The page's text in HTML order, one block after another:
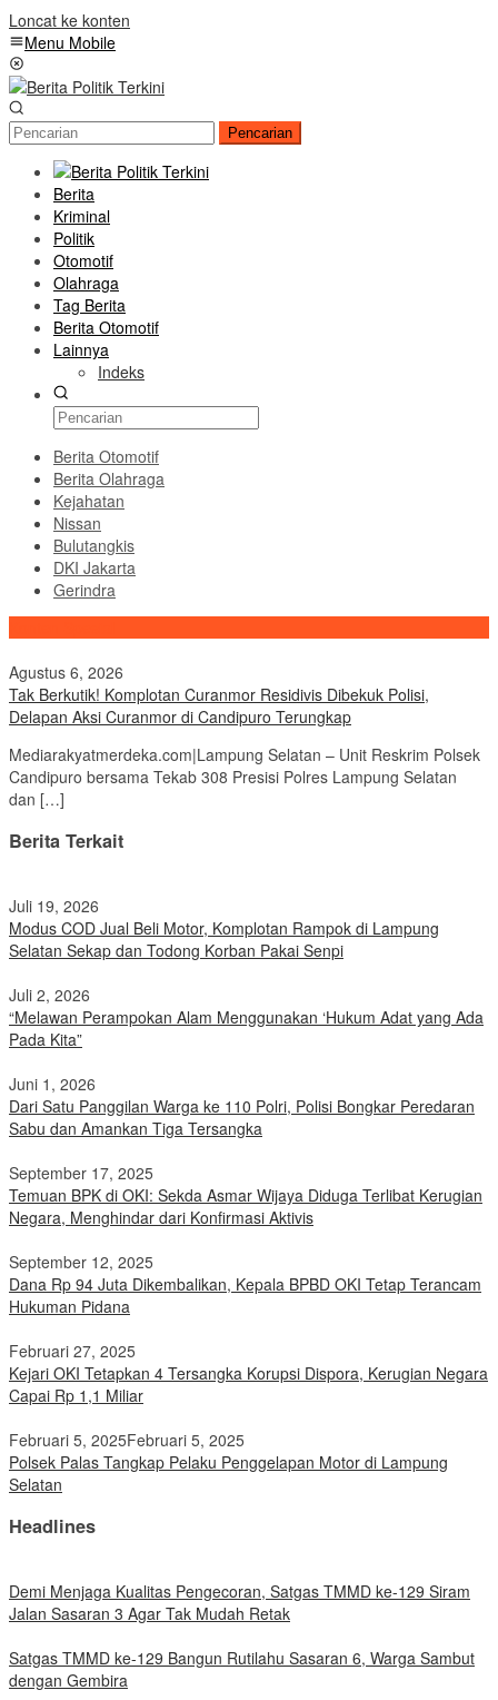
Loncat ke konten
Menu Mobile
Pencarian
Berita
Kriminal
Politik
Otomotif
Olahraga
Tag Berita
Berita Otomotif
Lainnya
Indeks
Berita Otomotif
Berita Olahraga
Kejahatan
Nissan
Bulutangkis
DKI Jakarta
Gerindra
Agustus 6, 2026
Tak Berkutik! Komplotan Curanmor Residivis Dibekuk Polisi,
Delapan Aksi Curanmor di Candipuro Terungkap
Mediarakyatmerdeka.com|Lampung Selatan – Unit Reskrim Polsek
Candipuro bersama Tekab 308 Presisi Polres Lampung Selatan
dan […]
Berita Terkait
Juli 19, 2026
Modus COD Jual Beli Motor, Komplotan Rampok di Lampung
Selatan Sekap dan Todong Korban Pakai Senpi
Juli 2, 2026
“Melawan Perampokan Alam Menggunakan ‘Hukum Adat yang Ada
Pada Kita”
Juni 1, 2026
Dari Satu Panggilan Warga ke 110 Polri, Polisi Bongkar Peredaran
Sabu dan Amankan Tiga Tersangka
September 17, 2025
Temuan BPK di OKI: Sekda Asmar Wijaya Diduga Terlibat Kerugian
Negara, Menghindar dari Konfirmasi Aktivis
September 12, 2025
Dana Rp 94 Juta Dikembalikan, Kepala BPBD OKI Tetap Terancam
Hukuman Pidana
Februari 27, 2025
Kejari OKI Tetapkan 4 Tersangka Korupsi Dispora, Kerugian Negara
Capai Rp 1,1 Miliar
Februari 5, 2025Februari 5, 2025
Polsek Palas Tangkap Pelaku Penggelapan Motor di Lampung
Selatan
Headlines
Demi Menjaga Kualitas Pengecoran, Satgas TMMD ke-129 Siram
Jalan Sasaran 3 Agar Tak Mudah Retak
Satgas TMMD ke-129 Bangun Rutilahu Sasaran 6, Warga Sambut
dengan Gembira